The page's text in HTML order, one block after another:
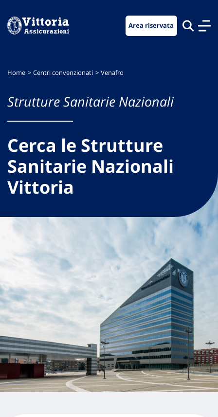
menu
contenuto
footer
Area riservata
Home Centri convenzionati Venafro
Strutture Sanitarie Nazionali
Cerca le Strutture
Sanitarie Nazionali
Vittoria